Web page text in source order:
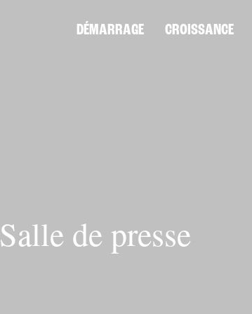
DÉMARRAGE CROISSANCE
Salle de presse